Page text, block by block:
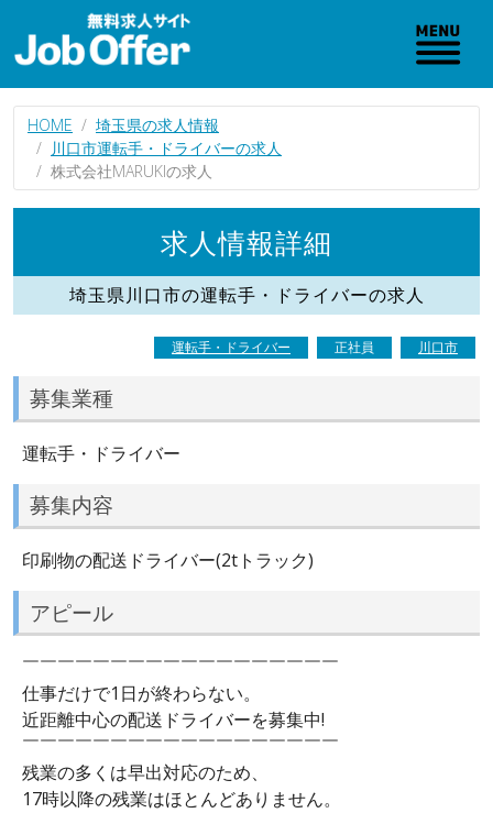
HOME
埼玉県の求人情報
川口市運転手・ドライバーの求人
株式会社MARUKIの求人
求人情報詳細
埼玉県川口市の運転手・ドライバーの求人
運転手・ドライバー 正社員 川口市
募集業種
運転手・ドライバー
募集内容
印刷物の配送ドライバー(2tトラック)
アピール
￣￣￣￣￣￣￣￣￣￣￣￣￣￣￣￣￣￣
仕事だけで1日が終わらない。
近距離中心の配送ドライバーを募集中!
￣￣￣￣￣￣￣￣￣￣￣￣￣￣￣￣￣￣
残業の多くは早出対応のため、
17時以降の残業はほとんどありません。